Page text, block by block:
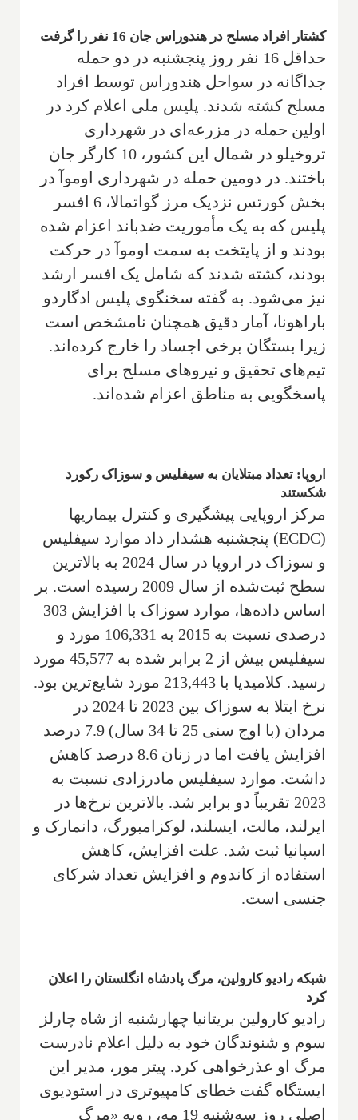
کشتار افراد مسلح در هندوراس جان 16 نفر را گرفت
حداقل 16 نفر روز پنجشنبه در دو حمله
جداگانه در سواحل هندوراس توسط افراد
مسلح کشته شدند. پلیس ملی اعلام کرد در
اولین حمله در مزرعه‌ای در شهرداری
تروخیلو در شمال این کشور، 10 کارگر جان
باختند. در دومین حمله در شهرداری اوموآ در
بخش کورتس نزدیک مرز گواتمالا، 6 افسر
پلیس که به یک مأموریت ضدباند اعزام شده
بودند و از پایتخت به سمت اوموآ در حرکت
بودند، کشته شدند که شامل یک افسر ارشد
نیز می‌شود. به گفته سخنگوی پلیس ادگاردو
باراهونا، آمار دقیق همچنان نامشخص است
زیرا بستگان برخی اجساد را خارج کرده‌اند.
تیم‌های تحقیق و نیروهای مسلح برای
پاسخگویی به مناطق اعزام شده‌اند.
اروپا: تعداد مبتلایان به سیفلیس و سوزاک رکورد
شکستند
مرکز اروپایی پیشگیری و کنترل بیماریها
(ECDC) پنجشنبه هشدار داد موارد سیفلیس
و سوزاک در اروپا در سال 2024 به بالاترین
سطح ثبت‌شده از سال 2009 رسیده است. بر
اساس داده‌ها، موارد سوزاک با افزایش 303
درصدی نسبت به 2015 به 106,331 مورد و
سیفلیس بیش از 2 برابر شده به 45,577 مورد
رسید. کلامیدیا با 213,443 مورد شایع‌ترین بود.
نرخ ابتلا به سوزاک بین 2023 تا 2024 در
مردان (با اوج سنی 25 تا 34 سال) 7.9 درصد
افزایش یافت اما در زنان 8.6 درصد کاهش
داشت. موارد سیفلیس مادرزادی نسبت به
2023 تقریباً دو برابر شد. بالاترین نرخ‌ها در
ایرلند، مالت، ایسلند، لوکزامبورگ، دانمارک و
اسپانیا ثبت شد. علت افزایش، کاهش
استفاده از کاندوم و افزایش تعداد شرکای
جنسی است.
شبکه رادیو کارولین، مرگ پادشاه انگلستان را اعلان
کرد
رادیو کارولین بریتانیا چهارشنبه از شاه چارلز
سوم و شنوندگان خود به دلیل اعلام نادرست
مرگ او عذرخواهی کرد. پیتر مور، مدیر این
ایستگاه گفت خطای کامپیوتری در استودیوی
اصلی روز سه‌شنبه 19 مه، رویه «مرگ